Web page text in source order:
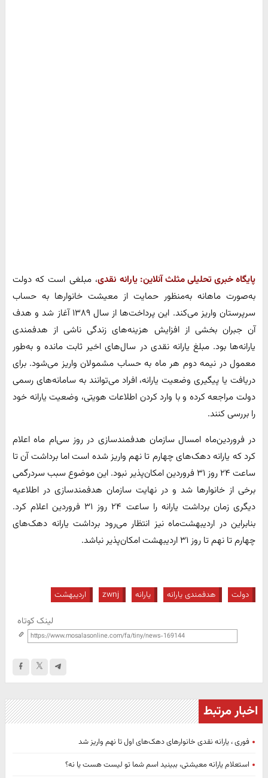
پایگاه خبری تحلیلی مثلث آنلاین: یارانه نقدی، مبلغی است که دولت
به‌صورت ماهانه به‌منظور حمایت از معیشت خانوارها به حساب
سرپرستان واریز می‌کند. این پرداخت‌ها از سال ۱۳۸۹ آغاز شد و هدف
آن جبران بخشی از افزایش هزینه‌های زندگی ناشی از هدفمندی
یارانه‌ها بود. مبلغ یارانه نقدی در سال‌های اخیر ثابت مانده و به‌طور
معمول در نیمه دوم هر ماه به حساب مشمولان واریز می‌شود. برای
دریافت یا پیگیری وضعیت یارانه، افراد می‌توانند به سامانه‌های رسمی
دولت مراجعه کرده و با وارد کردن اطلاعات هویتی، وضعیت یارانه خود
را بررسی کنند.
در فروردین‌ماه امسال سازمان هدفمندسازی در روز سی‌ام ماه اعلام
کرد که یارانه دهک‌های چهارم تا نهم واریز شده است اما برداشت آن تا
ساعت ۲۴ روز ۳۱ فروردین امکان‌پذیر نبود. این موضوع سبب سردرگمی
برخی از خانوارها شد و در نهایت سازمان هدفمندسازی در اطلاعیه
دیگری زمان برداشت یارانه را ساعت ۲۴ روز ۳۱ فروردین اعلام کرد.
بنابراین در اردیبهشت‌ماه نیز انتظار می‌رود برداشت یارانه دهک‌های
چهارم تا نهم تا روز ۳۱ اردیبهشت امکان‌پذیر نباشد.
دولت هدفمندی یارانه یارانه zwnj اردیبهشت
لینک کوتاه
اخبار مرتبط
فوری ، یارانه نقدی خانوارهای دهک‌های اول تا نهم واریز شد
استعلام یارانه معیشتی، ببینید اسم شما تو لیست هست یا نه؟